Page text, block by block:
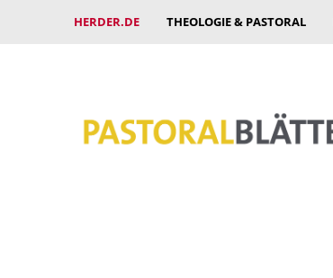
HERDER.DE THEOLOGIE & PASTORAL